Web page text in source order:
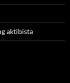
aktibista